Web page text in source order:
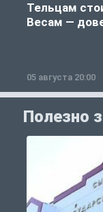
Тельцам
Весам —
05 августа 20:00
Полезно